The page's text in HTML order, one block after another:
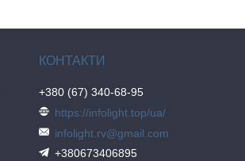
+380 (67) 340-68-95
https://infolight.top/ua/
infolight.rv@gmail.com
+380673406895